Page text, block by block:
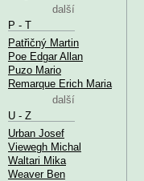
další
P - T
Patřičný Martin
Poe Edgar Allan
Puzo Mario
Remarque Erich Maria
další
U - Z
Urban Josef
Viewegh Michal
Waltari Mika
Weaver Ben